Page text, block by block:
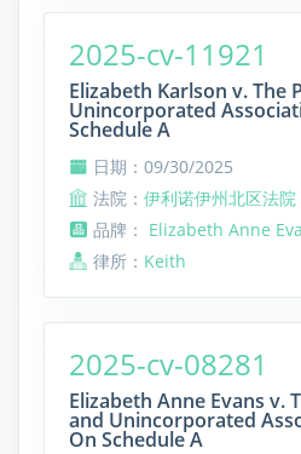
2025-cv-11921
Elizabeth Karlson v. The
Unincorporated
Schedule A
日期：09/30/2025
法院： 伊利诺伊州北区法院
品牌： Elizabeth Anne
律所： Keith
2025-cv-08281
Elizabeth Anne Evans v.
and Unincorporated
On Schedule A